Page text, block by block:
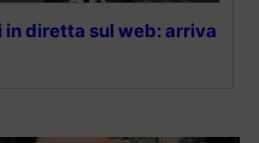
in diretta sul web: arriva